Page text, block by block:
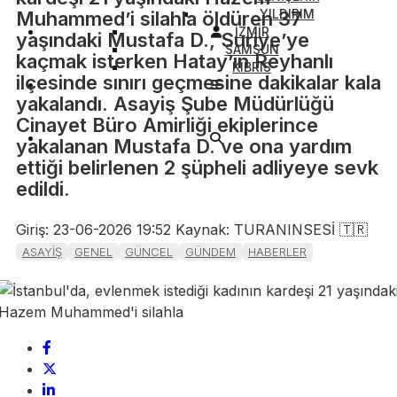
YILDIRIM
İZMİR
SAMSUN
KIBRIS
Muhammed’i silahla öldüren 37
yaşındaki Mustafa D., Suriye’ye
kaçmak isterken Hatay’ın Reyhanlı
ilçesinde sınırı geçmesine dakikalar kala
yakalandı. Asayiş Şube Müdürlüğü
Cinayet Büro Amirliği ekiplerince
yakalanan Mustafa D. ve ona yardım
ettiği belirlenen 2 şüpheli adliyeye sevk
edildi.
Giriş: 23-06-2026 19:52 Kaynak: TURANINSESİ 🇹🇷
ASAYİŞ GENEL GÜNCEL GÜNDEM HABERLER